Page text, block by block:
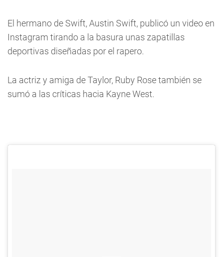
El hermano de Swift, Austin Swift, publicó un video en
Instagram tirando a la basura unas zapatillas
deportivas diseñadas por el rapero.
La actriz y amiga de Taylor, Ruby Rose también se
sumó a las críticas hacia Kayne West.